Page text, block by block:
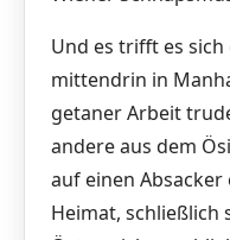
Und es trifft es sich
mittendrin in
getaner Arbeit
andere aus dem
auf einen Absacker
Heimat, schließlich